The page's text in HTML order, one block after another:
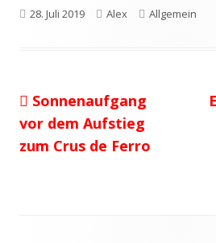
Veröffentlicht
28. Juli 2019 Autor
Alex Kategorien
Allgemein
Beitragsnavigation
Vorheriger
Beitrag:
Sonnenaufgang
vor dem Aufstieg
zum Crus de Ferro